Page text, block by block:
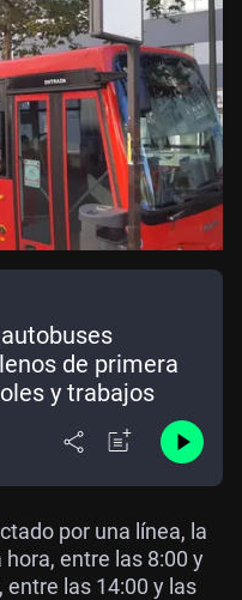
de primera
y trabajos
por una línea, la
entre las 8:00 y
entre las 14:00 y las